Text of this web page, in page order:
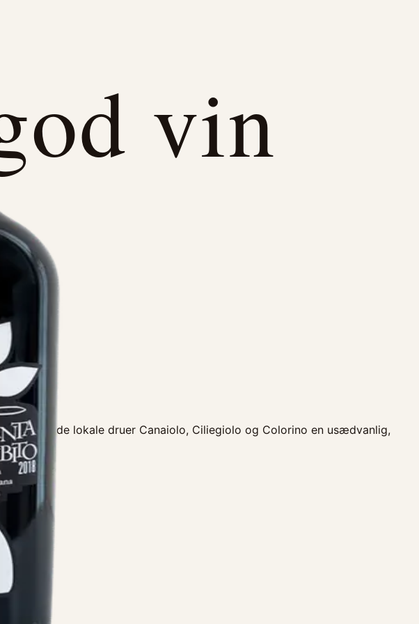
vin
skabt af de lokale druer Canaiolo, Ciliegiolo og Colorino en usædvanlig,